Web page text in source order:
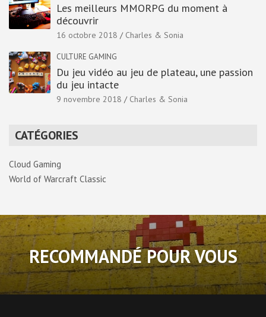
Les meilleurs MMORPG du moment à
découvrir
16 octobre 2018 Charles & Sonia
CULTURE GAMING
Du jeu vidéo au jeu de plateau, une passion
du jeu intacte
9 novembre 2018 Charles & Sonia
CATÉGORIES
Cloud Gaming
World of Warcraft Classic
RECOMMANDÉ POUR VOUS